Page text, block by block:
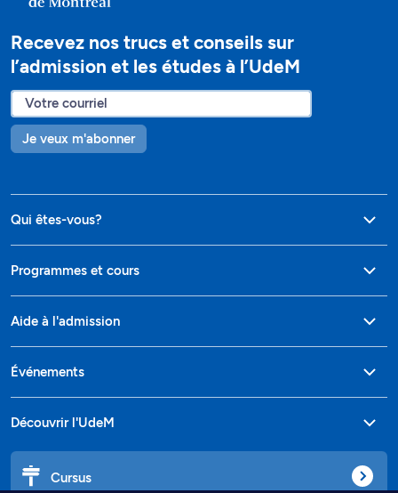
Recevez nos trucs et conseils sur
l’admission et les études à l’UdeM
Je veux m'abonner
Qui êtes-vous?
Programmes et cours
Aide à l'admission
Événements
Découvrir l'UdeM
Cursus